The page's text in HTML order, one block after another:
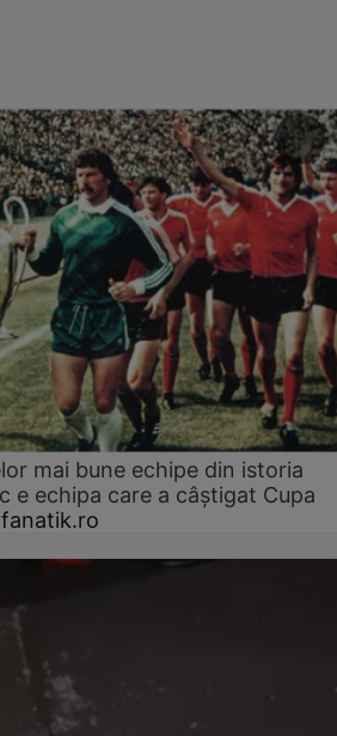
mai bune echipe din istoria
e echipa care a câştigat Cupa